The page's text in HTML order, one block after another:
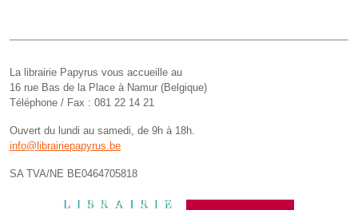
La librairie Papyrus vous accueille au
16 rue Bas de la Place à Namur (Belgique)
Téléphone / Fax : 081 22 14 21
Ouvert du lundi au samedi, de 9h à 18h.
info@librairiepapyrus.be
SA TVA/NE BE0464705818